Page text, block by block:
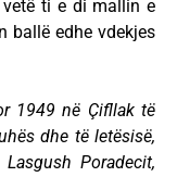
ti e di mallin e
ballë edhe vdekjes
1949 në Çifllak të
dhe të letësisë,
Poradecit,